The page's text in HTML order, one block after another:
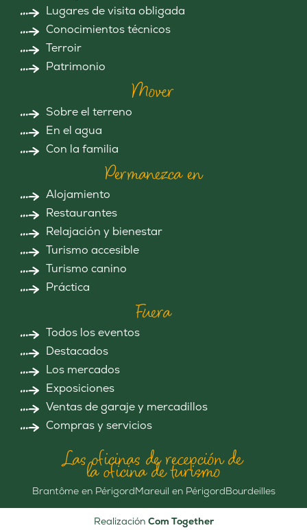
Lugares de visita obligada
Conocimientos técnicos
Terroir
Patrimonio
Mover
Sobre el terreno
En el agua
Con la familia
Permanezca en
Alojamiento
Restaurantes
Relajación y bienestar
Turismo accesible
Turismo canino
Práctica
Fuera
Todos los eventos
Destacados
Los mercados
Exposiciones
Ventas de garaje y mercadillos
Compras y servicios
Las oficinas de recepción de
la oficina de turismo
Brantôme en PérigordMareuil en PérigordBourdeilles
Realización Com Together